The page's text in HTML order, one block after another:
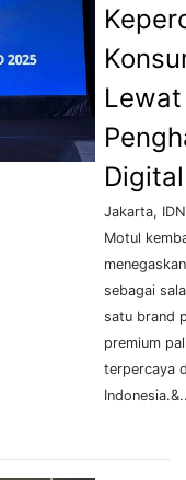
Lewat
Digital
Jakarta,
Motul
sebagai
satu brand
premium
terpercaya